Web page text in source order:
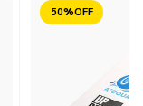
Reduzido